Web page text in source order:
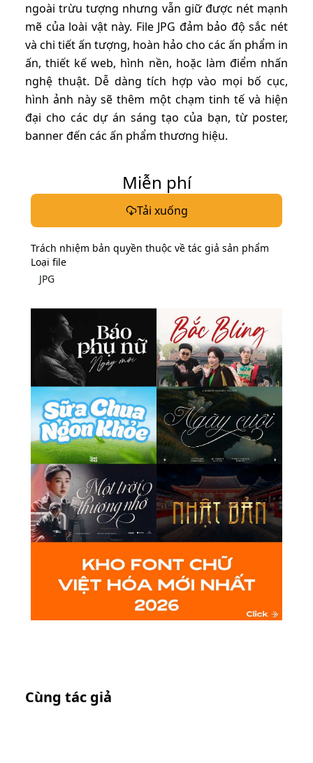
ngoài trừu tượng nhưng vẫn giữ được nét mạnh
mẽ của loài vật này. File JPG đảm bảo độ sắc nét
và chi tiết ấn tượng, hoàn hảo cho các ấn phẩm in
ấn, thiết kế web, hình nền, hoặc làm điểm nhấn
nghệ thuật. Dễ dàng tích hợp vào mọi bố cục,
hình ảnh này sẽ thêm một chạm tinh tế và hiện
đại cho các dự án sáng tạo của bạn, từ poster,
banner đến các ấn phẩm thương hiệu.
Miễn phí
Tải xuống
Trách nhiệm bản quyền thuộc về tác giả sản phẩm
Loại file
JPG
Cùng tác giả